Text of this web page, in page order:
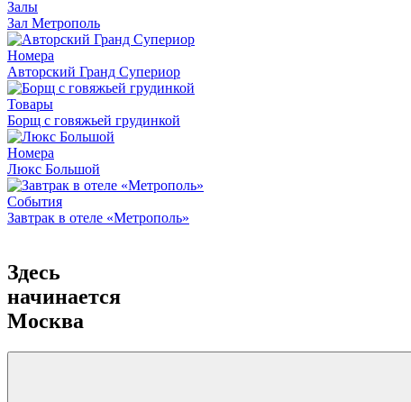
Залы
Зал Метрополь
Номера
Авторский Гранд Супериор
Товары
Борщ с говяжьей грудинкой
Номера
Люкс Большой
События
Завтрак в отеле «Метрополь»
Здесь
начинается
Москва